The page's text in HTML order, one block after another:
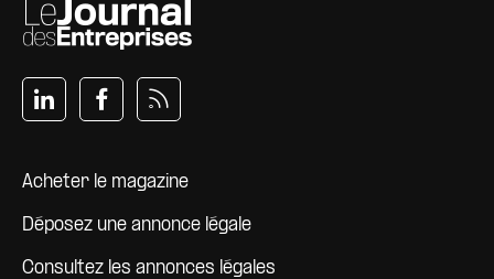
Pied de page
Acheter le magazine
Déposez une annonce légale
Consultez les annonces légales